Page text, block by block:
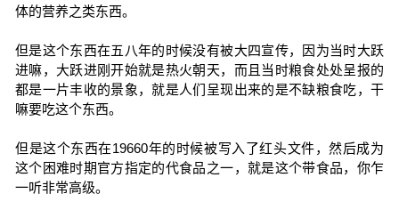
体的营养之类东西。
但是这个东西在五八年的时候没有被大四宣传，因为当时大跃
进嘛，大跃进刚开始就是热火朝天，而且当时粮食处处呈报的
都是一片丰收的景象，就是人们呈现出来的是不缺粮食吃，干
嘛要吃这个东西。
但是这个东西在19660年的时候被写入了红头文件，然后成为
这个困难时期官方指定的代食品之一，就是这个带食品，你乍
一听非常高级。